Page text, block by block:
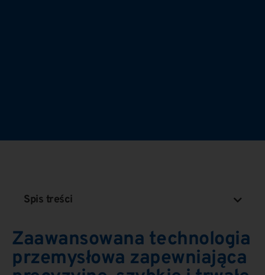
Spis treści
Zaawansowana technologia
przemysłowa zapewniająca